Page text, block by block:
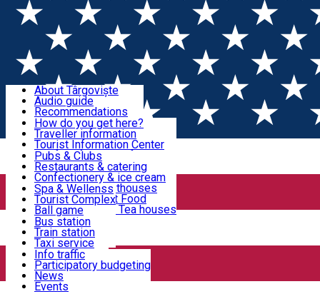
Sign In
Sign Up Free
Discover Târgoviște
Useful information!
Accommodation & Food
Activities
Transportation & Parking
We keep you informed!
About Târgoviște
Audio guide
Recommendations
Parks & Zoo
Church & monasteries
Art & culture
Event organizers
Legends and stories
Târgoviște in pictures
How do you get here?
Traveller information
Tourist Information Center
Useful information for locals
Community
Pubs & Clubs
Restaurants & catering
Confectionery & ice cream
Hotels and guesthouses
Pizzerias & Fast Food
Coffee places & Tea houses
Spa & Wellenss
Tourist Complex
Ball game
Swimming
Sport clubs
Playgrounds
Bus station
Train station
Taxi service
Rent a car
Car wash
Parking places
Info traffic
Participatory budgeting
News
Events
Home School
ȘCOALA GIMNAZIALĂ ”MATEI
BASARAB”